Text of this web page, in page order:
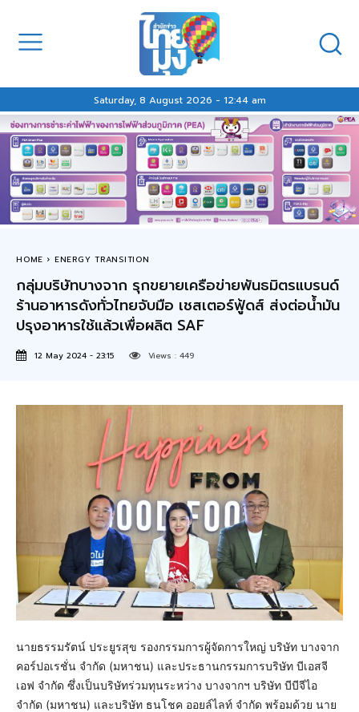
Saturday, 8 August 2026 - 12:44 am
HOME ENERGY TRANSITION
กลุ่มบริษัทบางจาก รุกขยายเครือข่ายพันธมิตรแบรนด์
ร้านอาหารดังทั่วไทยจับมือ เชสเตอร์ฟู้ดส์ ส่งต่อน้ำมัน
ปรุงอาหารใช้แล้วเพื่อผลิต SAF
12 May 2024 - 23:15 Views : 449
นายธรรมรัตน์ ประยูรสุข รองกรรมการผู้จัดการใหญ่ บริษัท บางจาก
คอร์ปอเรชั่น จำกัด (มหาชน) และประธานกรรมการบริษัท บีเอสจี
เอฟ จำกัด ซึ่งเป็นบริษัทร่วมทุนระหว่าง บางจากฯ บริษัท บีบีจีไอ
จำกัด (มหาชน) และบริษัท ธนโชค ออยล์ไลท์ จำกัด พร้อมด้วย นาย